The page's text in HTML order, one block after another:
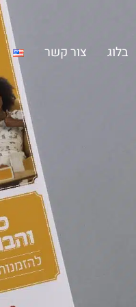
בלוג צור קשר